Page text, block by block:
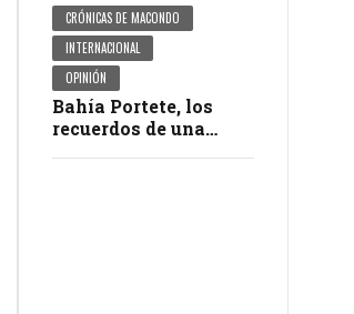
CRÓNICAS DE MACONDO
INTERNACIONAL
OPINIÓN
Bahía Portete, los
recuerdos de una